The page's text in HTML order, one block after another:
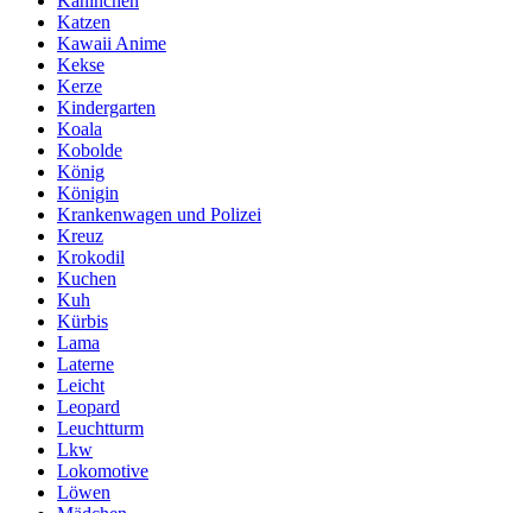
Katzen
Kawaii Anime
Kekse
Kerze
Kindergarten
Koala
Kobolde
König
Königin
Krankenwagen und Polizei
Kreuz
Krokodil
Kuchen
Kuh
Kürbis
Lama
Laterne
Leicht
Leopard
Leuchtturm
Lkw
Lokomotive
Löwen